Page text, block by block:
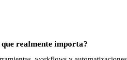
realmente importa?